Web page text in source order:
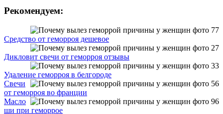
Рекомендуем:
Средство от геморроя дешевое
Дикловит свечи от геморроя отзывы
Удаление геморроя в белгороде
Свечи
от геморроя во франции
Масло
ши при геморрое